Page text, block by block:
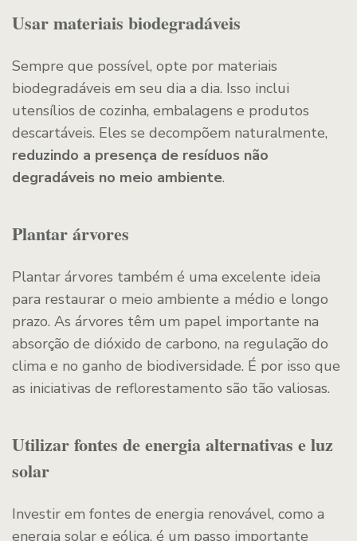
Usar materiais biodegradáveis
Sempre que possível, opte por materiais
biodegradáveis em seu dia a dia. Isso inclui
utensílios de cozinha, embalagens e produtos
descartáveis. Eles se decompõem naturalmente,
reduzindo a presença de resíduos não
degradáveis no meio ambiente.
Plantar árvores
Plantar árvores também é uma excelente ideia
para restaurar o meio ambiente a médio e longo
prazo. As árvores têm um papel importante na
absorção de dióxido de carbono, na regulação do
clima e no ganho de biodiversidade. É por isso que
as iniciativas de reflorestamento são tão valiosas.
Utilizar fontes de energia alternativas e luz
solar
Investir em fontes de energia renovável, como a
energia solar e eólica, é um passo importante